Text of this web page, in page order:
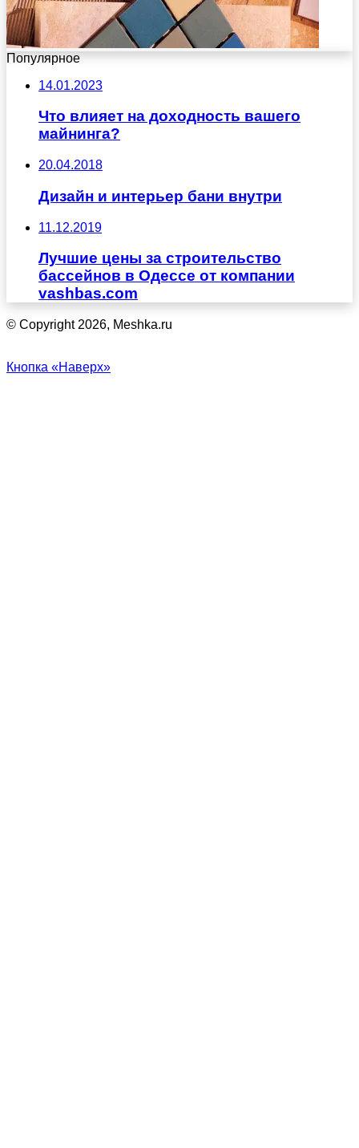
Популярное
14.01.2023
Что влияет на доходность вашего
майнинга?
20.04.2018
Дизайн и интерьер бани внутри
11.12.2019
Лучшие цены за строительство
бассейнов в Одессе от компании
vashbas.com
© Copyright 2026, Meshka.ru
Кнопка «Наверх»